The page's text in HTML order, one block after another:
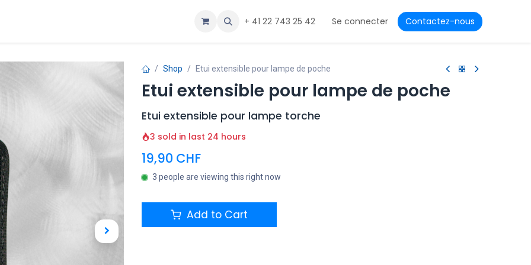
+ 41 22 743 25 42 Se connecter Contactez-nous
Shop Etui extensible pour lampe de poche
Etui extensible pour lampe de poche
Etui extensible pour lampe torche
3 sold in last 24 hours
19,90 CHF
3 people are viewing this right now
Add to Cart